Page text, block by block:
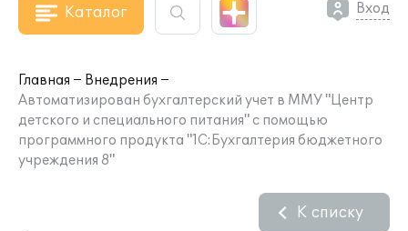
Каталог Вход
Главная
Внедрения
Автоматизирован бухгалтерский учет в ММУ "Центр
детского и специального питания" с помощью
программного продукта "1С:Бухгалтерия бюджетного
учреждения 8"
К списку